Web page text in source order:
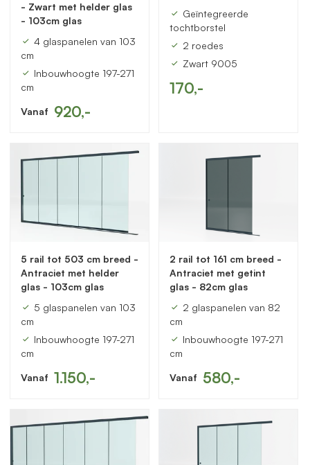
- Zwart met helder glas
- 103cm glas
4 glaspanelen van 103
cm
Inbouwhoogte 197-271
cm
Vanaf 920,-
Geïntegreerde
tochtborstel
2 roedes
Zwart 9005
170,-
5 rail tot 503 cm breed -
Antraciet met helder
glas - 103cm glas
5 glaspanelen van 103
cm
Inbouwhoogte 197-271
cm
Vanaf 1.150,-
2 rail tot 161 cm breed -
Antraciet met getint
glas - 82cm glas
2 glaspanelen van 82
cm
Inbouwhoogte 197-271
cm
Vanaf 580,-